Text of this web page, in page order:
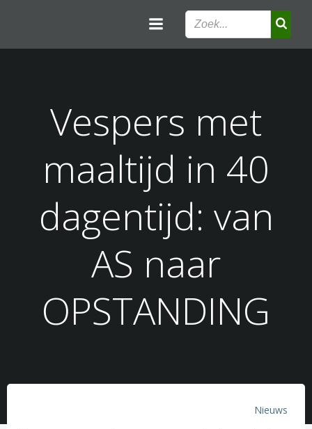
naar
Vespers met
maaltijd in 40
dagentijd: van
AS naar
OPSTANDING
Nieuws